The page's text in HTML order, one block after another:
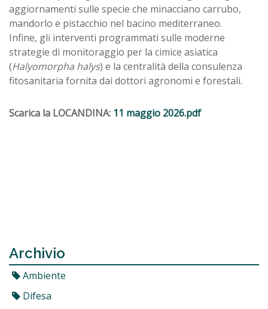
aggiornamenti sulle specie che minacciano carrubo,
mandorlo e pistacchio nel bacino mediterraneo.
Infine, gli interventi programmati sulle moderne
strategie di monitoraggio per la cimice asiatica
(Halyomorpha halys) e la centralità della consulenza
fitosanitaria fornita dai dottori agronomi e forestali.
Scarica la LOCANDINA: 11 maggio 2026.pdf
Archivio
Ambiente
Difesa